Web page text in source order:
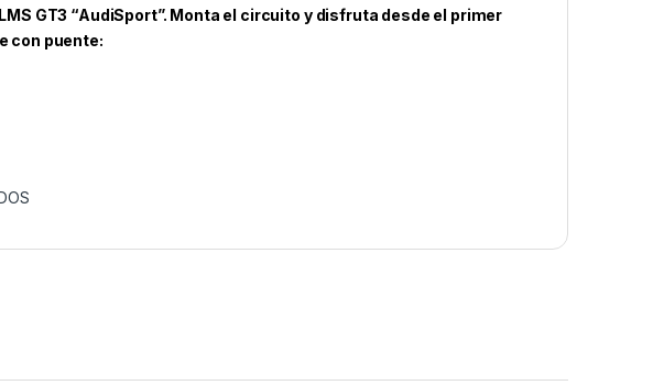
GT3 “AudiSport”. Monta el circuito y disfruta desde el primer
con puente: